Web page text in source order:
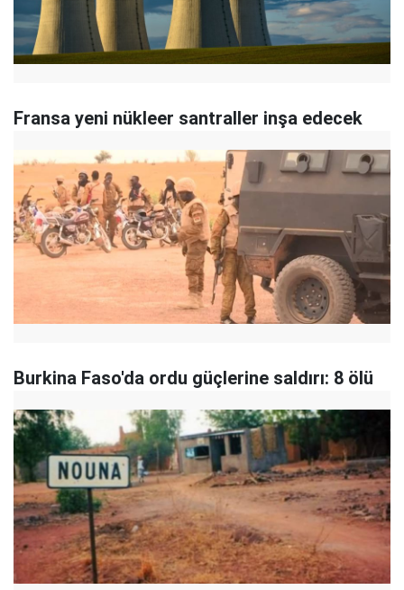
Fransa yeni nükleer santraller inşa edecek
Burkina Faso'da ordu güçlerine saldırı: 8 ölü